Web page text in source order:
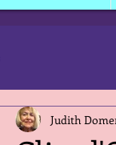
Judith